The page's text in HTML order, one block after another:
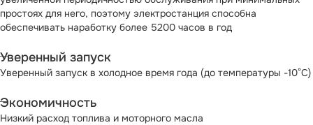
простоях для него, поэтому электростанция способна
обеспечивать наработку болеe 5200 часов в год
Уверенный запуск
Уверенный запуск в холодное время года (до температуры -10°С)
Экономичность
Низкий расход топлива и моторного масла